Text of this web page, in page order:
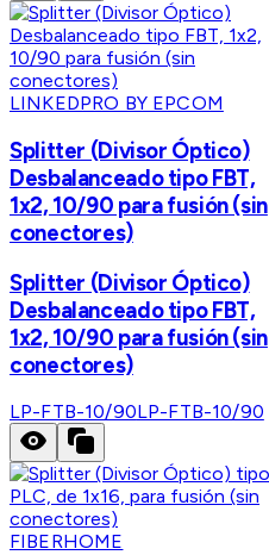
LINKEDPRO BY EPCOM
Splitter (Divisor Óptico)
Desbalanceado tipo FBT,
1x2, 10/90 para fusión (sin
conectores)
Splitter (Divisor Óptico)
Desbalanceado tipo FBT,
1x2, 10/90 para fusión (sin
conectores)
LP-FTB-10/90LP-FTB-10/90
FIBERHOME